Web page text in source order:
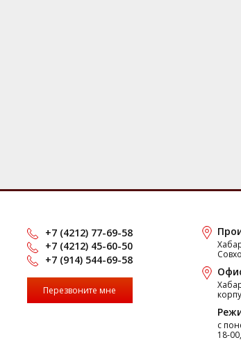
+7 (4212) 77-69-58
+7 (4212) 45-60-50
+7 (914) 544-69-58
Перезвоните мне
c
18-00,